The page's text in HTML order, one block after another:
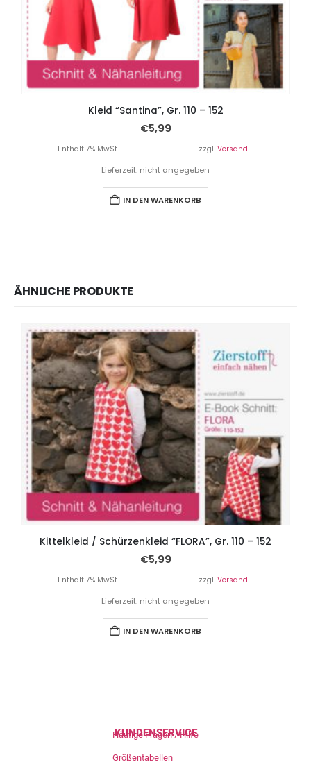
Kleid “Santina”, Gr. 110 – 152
€5,99
Enthält 7% MwSt. zzgl. Versand
Lieferzeit: nicht angegeben
IN DEN WARENKORB
ÄHNLICHE PRODUKTE
Kittelkleid / Schürzenkleid “FLORA”, Gr. 110 – 152
€5,99
Enthält 7% MwSt. zzgl. Versand
Lieferzeit: nicht angegeben
IN DEN WARENKORB
KUNDENSERVICE
Häufige Fragen / Hilfe
Größentabellen